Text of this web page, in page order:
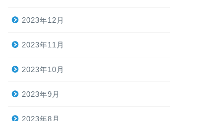
2023年12月
2023年11月
2023年10月
2023年9月
2023年8月